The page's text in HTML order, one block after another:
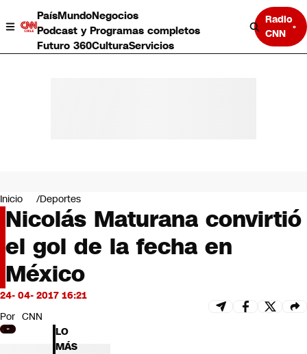
PaísMundoNegocios
Podcast y Programas completos
Futuro 360CulturaServicios
Radio
CNN
Negocios
Deportes
Programas completos
Cultura
Servicios
Bits
CNN tiempo
Futuro 360
Opinión
Inicio Deportes
Nicolás Maturana convirtió
el gol de la fecha en
México
24- 04- 2017 16:21
Por CNN
LO
MÁS